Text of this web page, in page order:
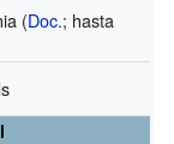
(Doc.; hasta